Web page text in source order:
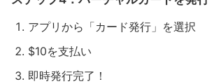
アプリから「カード発行」を選択
$10を支払い
即時発行完了！